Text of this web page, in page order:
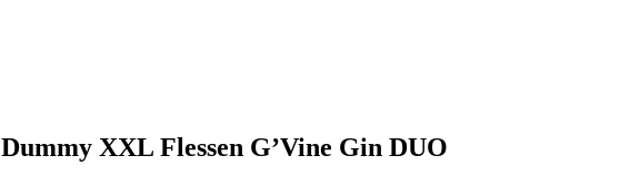
Dummy XXL Flessen G’Vine Gin DUO